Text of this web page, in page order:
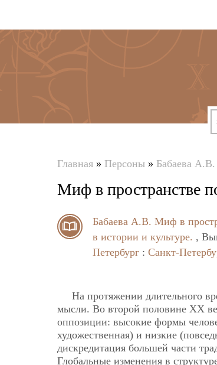
здесь
Главная » Персоны » Бабаева А.В.
Миф в пространстве
Бабаева А.В. Миф в
в истории и культуре. ,
Петербург : Санкт-
На протяжении длительного
мысли. Во второй половине ХХ
оппозиции: высокие формы
художественная) и низкие
дискредитация большей части
Глобальные изменения в